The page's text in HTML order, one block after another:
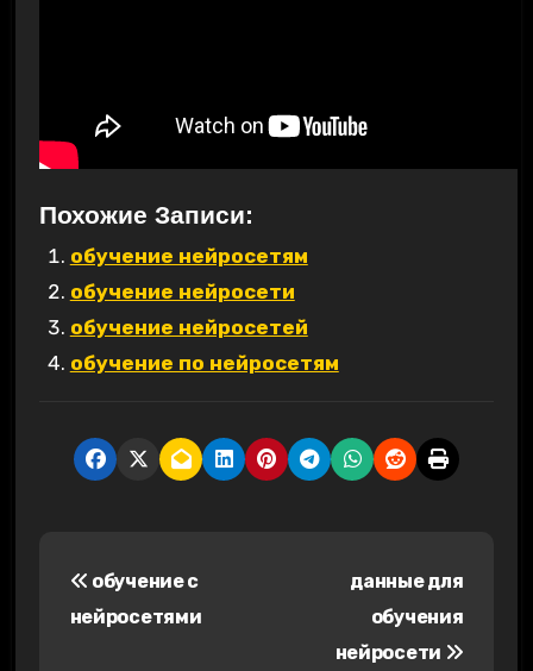
Похожие Записи:
обучение нейросетям
обучение нейросети
обучение нейросетей
обучение по нейросетям
обучение с
нейросетями
данные для
обучения
нейросети